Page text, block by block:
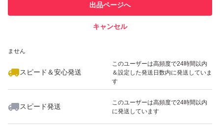
での取引実績があります
ません
スピード＆安心発送
このユーザーは高頻度で24時間以内
＆設定した発送日数内に発送していま
す
スピード発送
このユーザーは高頻度で24時間以内
に発送しています
出品ページへ
キャンセル
いいね！
4,399